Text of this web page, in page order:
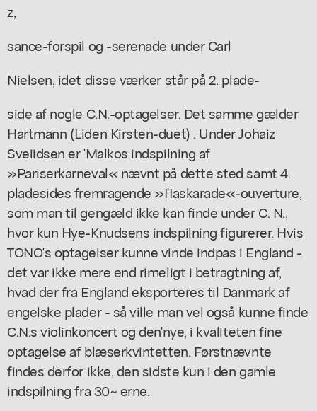
z,
sance-forspil og -serenade under Carl
Nielsen, idet disse værker står på 2. plade-
side af nogle C.N.-optagelser. Det samme gælder
Hartmann (Liden Kirsten-duet) . Under Johaiz
Sveiidsen er 'Malkos indspilning af
»Pariserkarneval« nævnt på dette sted samt 4.
pladesides fremragende »I'Iaskarade«-ouverture,
som man til gengæld ikke kan finde under C. N.,
hvor kun Hye-Knudsens indspilning figurerer. Hvis
TONO's optagelser kunne vinde indpas i England -
det var ikke mere end rimeligt i betragtning af,
hvad der fra England eksporteres til Danmark af
engelske plader - så ville man vel også kunne finde
C.N.s violinkoncert og den'nye, i kvaliteten fine
optagelse af blæserkvintetten. Førstnævnte
findes derfor ikke, den sidste kun i den gamle
indspilning fra 30~ erne.